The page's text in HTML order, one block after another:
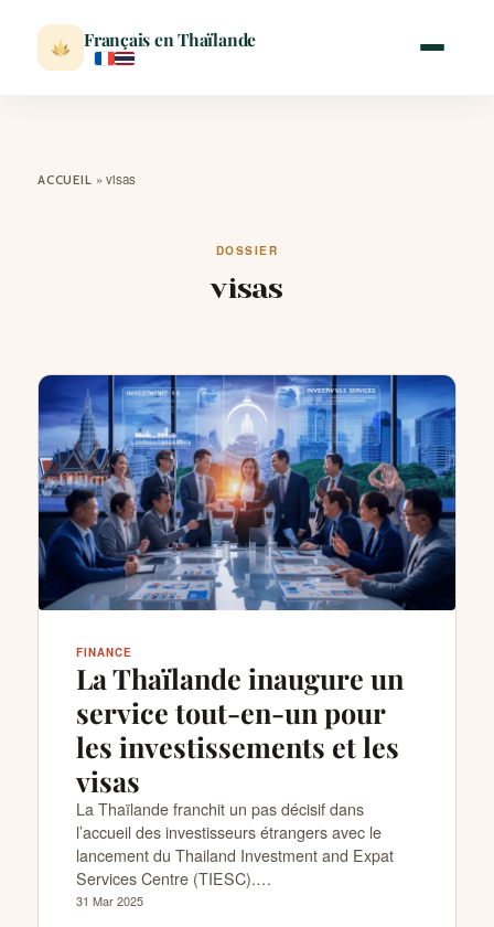
Français en Thaïlande
EXPATRIATION
BLOG
CONTACTS
ACCUEIL » visas
DOSSIER
visas
FINANCE
La Thaïlande inaugure un
service tout-en-un pour
les investissements et les
visas
La Thaïlande franchit un pas décisif dans
l’accueil des investisseurs étrangers avec le
lancement du Thailand Investment and Expat
Services Centre (TIESC).…
31 Mar 2025